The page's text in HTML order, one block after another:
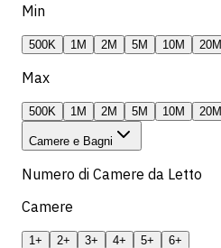
Min
500K 1M 2M 5M 10M 20M
Max
500K 1M 2M 5M 10M 20M
Camere e Bagni
Numero di Camere da Letto
Camere
1+ 2+ 3+ 4+ 5+ 6+